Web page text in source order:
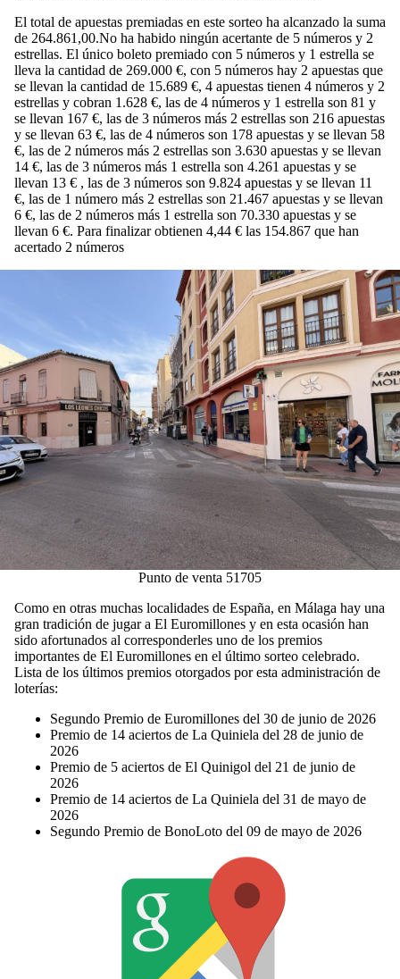
El total de apuestas premiadas en este sorteo ha alcanzado la suma
de 264.861,00.No ha habido ningún acertante de 5 números y 2
estrellas. El único boleto premiado con 5 números y 1 estrella se
lleva la cantidad de 269.000 €, con 5 números hay 2 apuestas que
se llevan la cantidad de 15.689 €, 4 apuestas tienen 4 números y 2
estrellas y cobran 1.628 €, las de 4 números y 1 estrella son 81 y
se llevan 167 €, las de 3 números más 2 estrellas son 216 apuestas
y se llevan 63 €, las de 4 números son 178 apuestas y se llevan 58
€, las de 2 números más 2 estrellas son 3.630 apuestas y se llevan
14 €, las de 3 números más 1 estrella son 4.261 apuestas y se
llevan 13 € , las de 3 números son 9.824 apuestas y se llevan 11
€, las de 1 número más 2 estrellas son 21.467 apuestas y se llevan
6 €, las de 2 números más 1 estrella son 70.330 apuestas y se
llevan 6 €. Para finalizar obtienen 4,44 € las 154.867 que han
acertado 2 números
Punto de venta 51705
Como en otras muchas localidades de España, en Málaga hay una
gran tradición de jugar a El Euromillones y en esta ocasión han
sido afortunados al corresponderles uno de los premios
importantes de El Euromillones en el último sorteo celebrado.
Lista de los últimos premios otorgados por esta administración de
loterías:
Segundo Premio de Euromillones del 30 de junio de 2026
Premio de 14 aciertos de La Quiniela del 28 de junio de
2026
Premio de 5 aciertos de El Quinigol del 21 de junio de
2026
Premio de 14 aciertos de La Quiniela del 31 de mayo de
2026
Segundo Premio de BonoLoto del 09 de mayo de 2026